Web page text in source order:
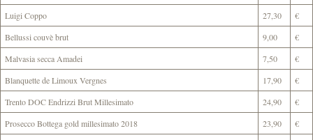
Luigi Coppo
27,30
€
Bellussi couvè brut
9,00
€
Malvasia secca Amadei
7,50
€
Blanquette de Limoux Vergnes
17,90
€
Trento DOC Endrizzi Brut Millesimato
24,90
€
Prosecco Bottega gold millesimato 2018
23,90
€